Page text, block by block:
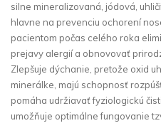
silne mineralizovaná, jódová,
hlavne na prevenciu ochorení
pacientom počas celého roka
prejavy alergií a obnovovať
Zlepšuje dýchanie, pretože oxid
minerálke, majú schopnosť
pomáha udržiavať fyziologickú
umožňuje optimálne fungovanie